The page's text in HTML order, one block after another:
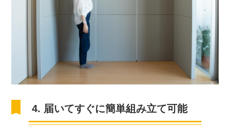
4. 届いてすぐに簡単組み立て可能